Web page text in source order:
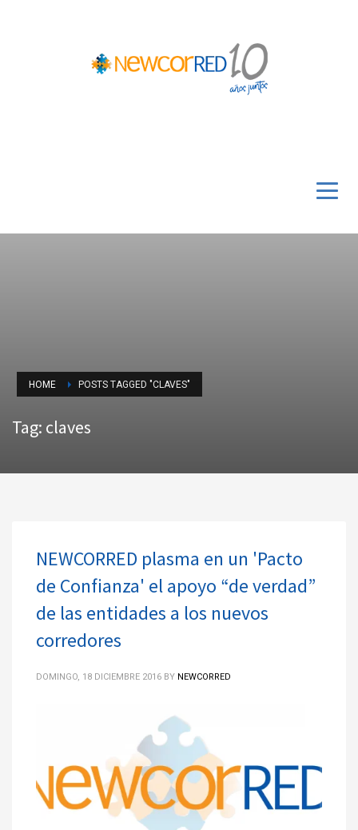
HOME POSTS TAGGED "CLAVES"
Tag: claves
NEWCORRED plasma en un 'Pacto
de Confianza' el apoyo “de verdad”
de las entidades a los nuevos
corredores
DOMINGO, 18 DICIEMBRE 2016 BY NEWCORRED